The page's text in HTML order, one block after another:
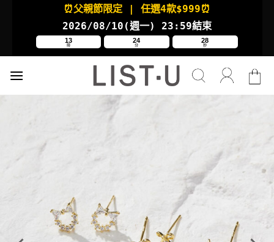
⏰父親節限定 | 任選4款$999⏰
2026/08/10(週一) 23:59結束
13
時
24
分
27
秒